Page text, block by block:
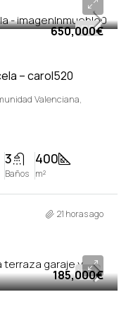
VENTA
– carol520
650,000€
Valenciana,
3
Baños
400
m²
21 horas ago
VENTA
185,000€